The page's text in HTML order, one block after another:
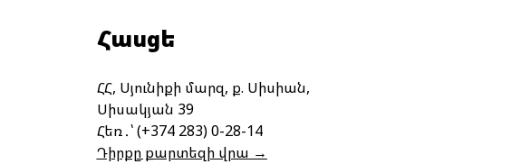
Հասցե
ՀՀ, Սյունիքի մարզ, ք. Սիսիան,
Սիսակյան 39
Հեռ․՝ (+374 283) 0-28-14
Դիրքը քարտեզի վրա →